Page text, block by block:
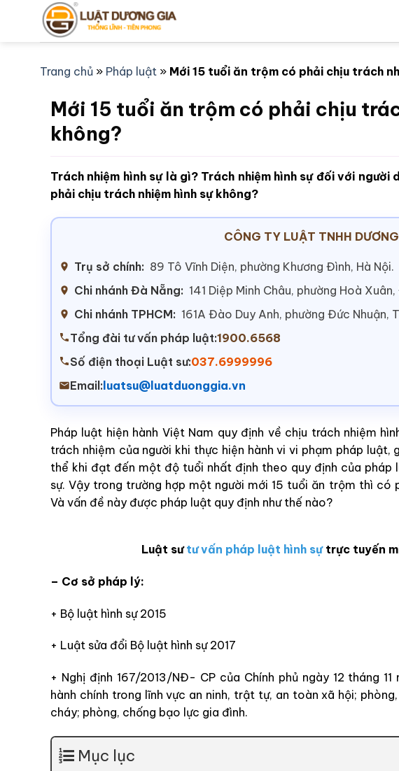
Trang chủ » Pháp luật » Mới 15 tuổi ăn trộm có phải chịu trách
Mới 15 tuổi ăn trộm có phải chịu
không?
Trách nhiệm hình sự là gì? Trách nhiệm hình sự đối với người
phải chịu trách nhiệm hình sự không?
CÔNG TY LUẬT TNHH
Trụ sở chính: 89 Tô Vĩnh Diện, phường Khương Đình, Hà Nội.
Chi nhánh Đà Nẵng: 141 Diệp Minh Châu, phường Hoà
Chi nhánh TPHCM: 161A Đào Duy Anh, phường Đức Nhuận,
Tổng đài tư vấn pháp luật:1900.6568
Số điện thoại Luật sư:037.6999996
Email: luatsu@luatduonggia.vn
Pháp luật hiện hành Việt Nam quy định về chịu trách nhiệm
trách nhiệm của người khi thực hiện hành vi vi phạm pháp luật,
thể khi đạt đến một độ tuổi nhất định theo quy định của pháp
sự. Vậy trong trường hợp một người mới 15 tuổi ăn trộm thì có
Và vấn đề này được pháp luật quy định như thế nào?
Luật sưtư vấn pháp luật hình sựtrực tuyến
– Cơ sở pháp lý:
+ Bộ luật hình sự 2015
+ Luật sửa đổi Bộ luật hình sự 2017
+ Nghị định 167/2013/NĐ- CP của Chính phủ ngày 12 tháng
hành chính trong lĩnh vực an ninh, trật tự, an toàn xã hội;
cháy; phòng, chống bạo lực gia đình.
Mục lục